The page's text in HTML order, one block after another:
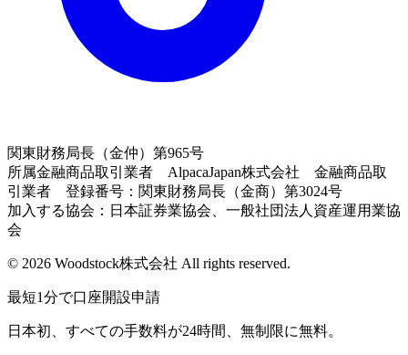
関東財務局長（金仲）第965号
所属金融商品取引業者 AlpacaJapan株式会社 金融商品取
引業者 登録番号：関東財務局長（金商）第3024号
加入する協会：日本証券業協会、一般社団法人資産運用業協
会
© 2026 Woodstock株式会社 All rights reserved.
最短1分で口座開設申請
日本初、すべての手数料が24時間、無制限に無料。